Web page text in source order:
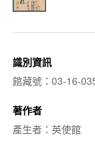
識別資訊
館藏號：03-16-
著作者
產生者：英使館